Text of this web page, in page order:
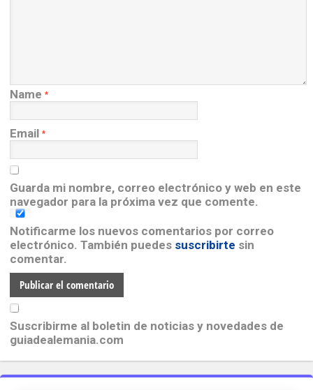
Name *
Email *
Guarda mi nombre, correo electrónico y web en este
navegador para la próxima vez que comente.
Notificarme los nuevos comentarios por correo
electrónico. También puedes suscribirte sin
comentar.
Suscribirme al boletin de noticias y novedades de
guiadealemania.com